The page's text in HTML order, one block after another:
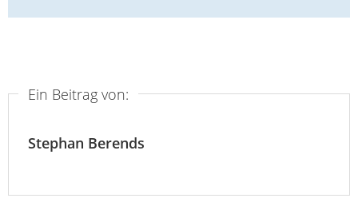
Ein Beitrag von:
Stephan Berends